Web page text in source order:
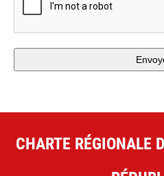
CHARTE RÉGIONALE